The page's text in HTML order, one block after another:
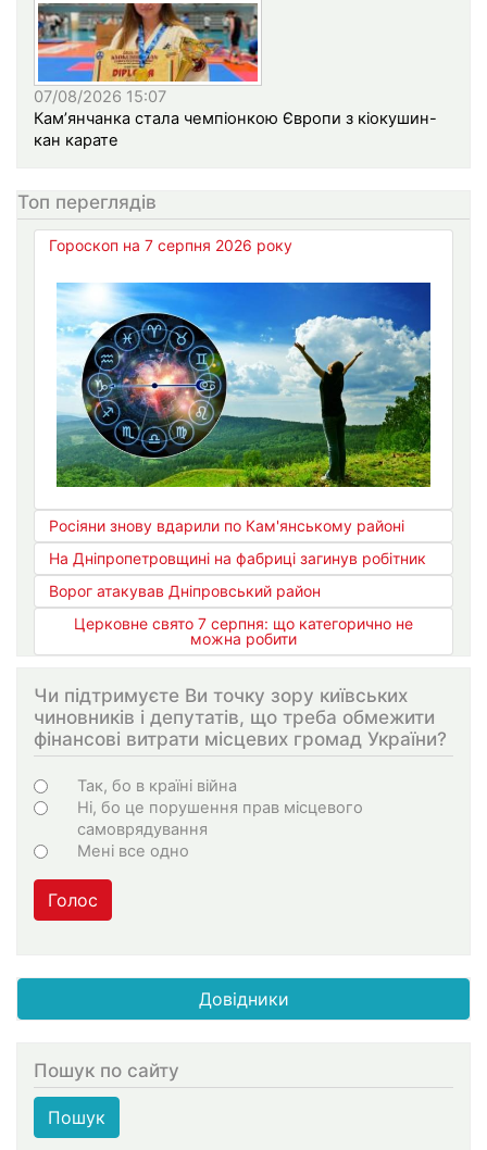
07/08/2026 15:07
Кам’янчанка стала чемпіонкою Європи з кіокушин-
кан карате
Топ переглядів
Гороскоп на 7 серпня 2026 року
Росіяни знову вдарили по Кам'янському районі
На Дніпропетровщині на фабриці загинув робітник
Ворог атакував Дніпровський район
Церковне свято 7 серпня: що категорично не
можна робити
Чи підтримуєте Ви точку зору київських
чиновників і депутатів, що треба обмежити
фінансові витрати місцевих громад України?
Choices
Так, бо в країні війна
Ні, бо це порушення прав місцевого
самоврядування
Мені все одно
Голос
Довідники
Пошук по сайту
Пошук